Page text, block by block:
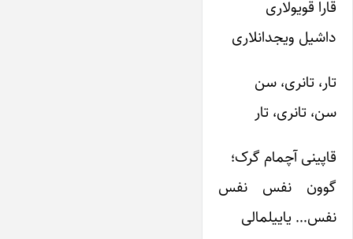
قارا قویولاری
داشیل ویجدانلاری
تار، تانری، سن
سن، تانری، تار
قاپینی آچمام گرک؛
گوون نفس نفس
نفس… یاییلمالی